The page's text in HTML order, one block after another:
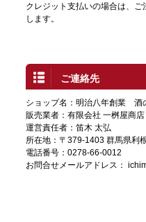
クレジット支払いの場合は、
します。
ご連絡先
ショップ名：明治八年創業
販売業者：有限会社 一桝屋商店
運営責任者：笛木 太弘
所在地：〒379-1403 群馬県利
電話番号：0278-66-0012
お問合せメールアドレス：